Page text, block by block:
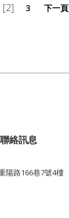
[2] 3 下一頁
聯絡訊息
陽路166巷7號4樓